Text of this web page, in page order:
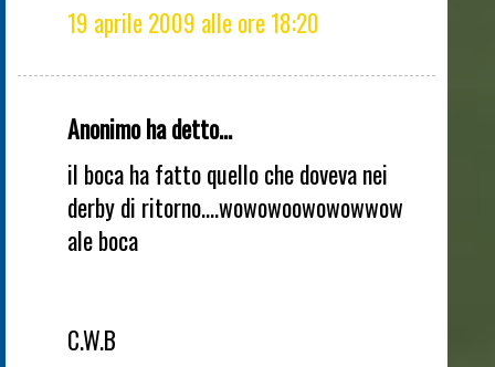
19 aprile 2009 alle ore 18:20
Anonimo ha detto...
il boca ha fatto quello che doveva nei
derby di ritorno....wowowoowowowwow
ale boca
C.W.B